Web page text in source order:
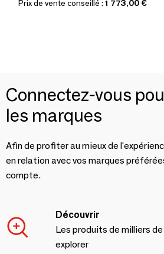
Prix de vente conseillé : 1 773,00 €
Connectez-vous
les marques
Afin de profiter au mieux de
en relation avec vos marques
compte.
Découvrir
Les produits de milliers
explorer